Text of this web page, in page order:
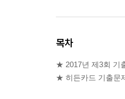
목차
★ 2017년 제3회 기
★ 히든카드 기출문